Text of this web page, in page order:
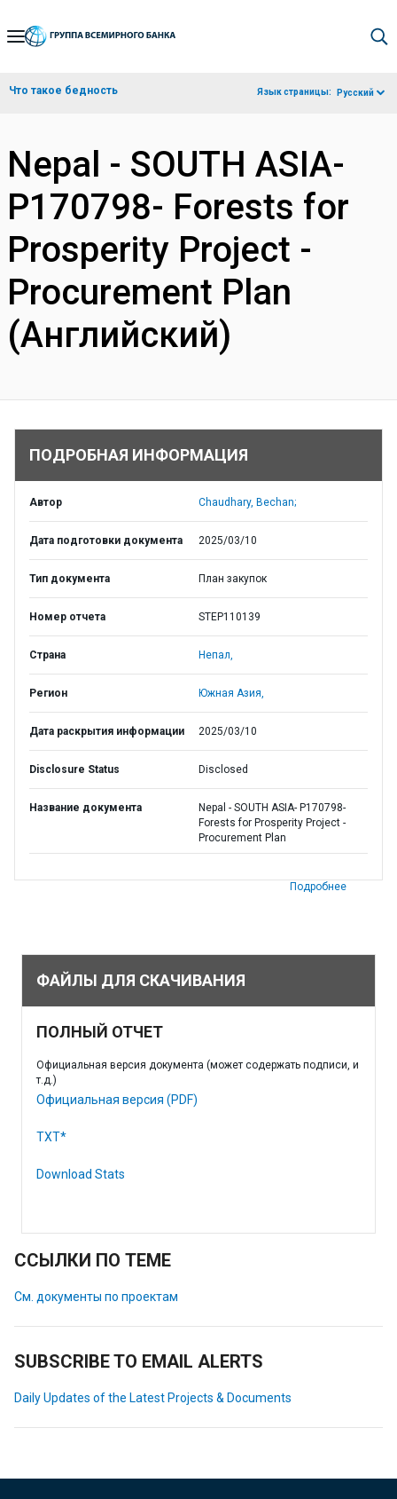
Skip
Navigation
Что такое бедность Язык страницы: Русский
Nepal - SOUTH ASIA-
P170798- Forests for
Prosperity Project -
Procurement Plan
(Английский)
ПОДРОБНАЯ ИНФОРМАЦИЯ
Автор Chaudhary, Bechan;
Дата подготовки документа 2025/03/10
Тип документа План закупок
Номер отчета STEP110139
Страна Непал,
Регион Южная Азия,
Дата раскрытия информации 2025/03/10
Disclosure Status Disclosed
Название документа
Nepal - SOUTH ASIA- P170798-
Forests for Prosperity Project -
Procurement Plan
Подробнее
ФАЙЛЫ ДЛЯ СКАЧИВАНИЯ
ПОЛНЫЙ ОТЧЕТ
Официальная версия документа (может содержать подписи, и
т.д.)
Официальная версия (PDF)
TXT*
Download Stats
ССЫЛКИ ПО ТЕМЕ
См. документы по проектам
SUBSCRIBE TO EMAIL ALERTS
Daily Updates of the Latest Projects & Documents